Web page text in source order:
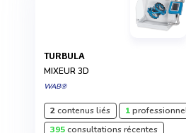
TURBULA
MIXEUR 3D
WAB®
2contenus liés 1
395consultations récentes